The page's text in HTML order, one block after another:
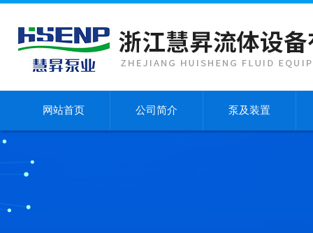
网站首页 公司简介 泵及装置